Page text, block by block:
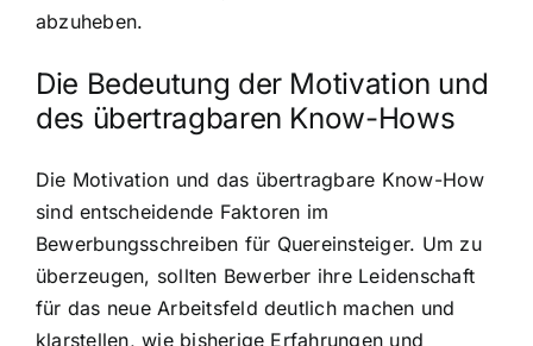
abzuheben.
Die Bedeutung der Motivation und
des übertragbaren Know-Hows
Die Motivation und das übertragbare Know-How
sind entscheidende Faktoren im
Bewerbungsschreiben für Quereinsteiger. Um zu
überzeugen, sollten Bewerber ihre Leidenschaft
für das neue Arbeitsfeld deutlich machen und
klarstellen, wie bisherige Erfahrungen und